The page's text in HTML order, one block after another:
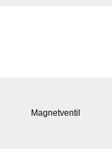
Magnetventil